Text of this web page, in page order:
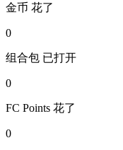
金币 花了
0
组合包 已打开
0
FC Points 花了
0